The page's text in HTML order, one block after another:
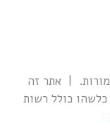
שמורות. | אתר זה
כלשהו כולל רשות